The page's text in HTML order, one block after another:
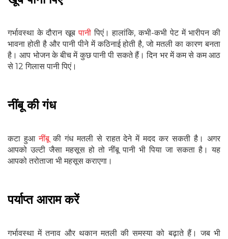
गर्भावस्था के दौरान खूबपानीपिएं। हालांकि, कभी-कभी पेट में भारीपन की
भावना होती है और पानी पीने में कठिनाई होती है, जो मतली का कारण बनता
है। आप भोजन के बीच में कुछ पानी पी सकते हैं। दिन भर में कम से कम आठ
से 12 गिलास पानी पिएं।
नींबू की गंध
कटा हुआनींबूकी गंध मतली से राहत देने में मदद कर सकती है। अगर
आपको उल्टी जैसा महसूस हो तो नींबू पानी भी पिया जा सकता है। यह
आपको तरोताजा भी महसूस कराएगा।
पर्याप्त आराम करें
गर्भावस्था में तनाव और थकान मतली की समस्या को बढ़ाते हैं। जब भी